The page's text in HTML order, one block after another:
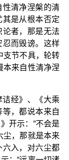
性清净涅槃的清
是从根本否定
者，那是无法
而毁谤。这样
支节不具，轮转
本来自性清净涅
经》、《大乘
，都说本来自
开示：“不会是
尘，那就是本来
六入，对六尘都